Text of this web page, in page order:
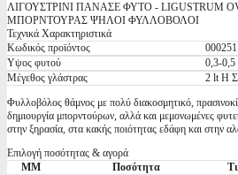
ΛΙΓΟΥΣΤΡΙΝΙ ΠΑΝΑΣΕ ΦΥΤΟ - LIGUSTRUM
ΜΠΟΡΝΤΟΥΡΑΣ ΨΗΛΟΙ ΦΥΛΛΟΒΟΛΟΙ
Τεχνικά Χαρακτηριστικά
Κωδικός προϊόντος
000251
Υψος φυτού
0,3-0,5
Μέγεθος γλάστρας
2 lt Η
Φυλλοβόλος θάμνος με πολύ διακοσμητικό,
δημιουργία μπορντούρων, αλλά και μεμονωμένες
στην ξηρασία, στα κακής ποιότητας εδάφη και στην
Επιλογή ποσότητας & αγορά
ΜΜ
Ποσότητα